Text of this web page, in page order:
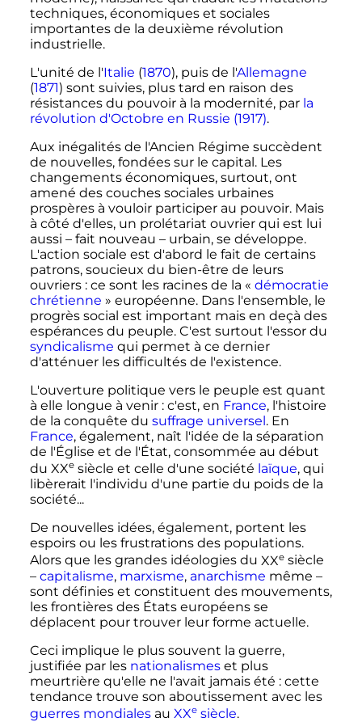
techniques, économiques et sociales
importantes de la deuxième révolution
industrielle.
L'unité de l'Italie (1870), puis de l'Allemagne
(1871) sont suivies, plus tard en raison des
résistances du pouvoir à la modernité, par la
révolution d'Octobre en Russie (1917).
Aux inégalités de l'Ancien Régime succèdent
de nouvelles, fondées sur le capital. Les
changements économiques, surtout, ont
amené des couches sociales urbaines
prospères à vouloir participer au pouvoir. Mais
à côté d'elles, un prolétariat ouvrier qui est lui
aussi – fait nouveau – urbain, se développe.
L'action sociale est d'abord le fait de certains
patrons, soucieux du bien-être de leurs
ouvriers : ce sont les racines de la « démocratie
chrétienne » européenne. Dans l'ensemble, le
progrès social est important mais en deçà des
espérances du peuple. C'est surtout l'essor du
syndicalisme qui permet à ce dernier
d'atténuer les difficultés de l'existence.
L'ouverture politique vers le peuple est quant
à elle longue à venir : c'est, en France, l'histoire
de la conquête du suffrage universel. En
France, également, naît l'idée de la séparation
de l'Église et de l'État, consommée au début
du XXe siècle et celle d'une société laïque, qui
libèrerait l'individu d'une partie du poids de la
société...
De nouvelles idées, également, portent les
espoirs ou les frustrations des populations.
Alors que les grandes idéologies du XXe siècle
– capitalisme, marxisme, anarchisme même –
sont définies et constituent des mouvements,
les frontières des États européens se
déplacent pour trouver leur forme actuelle.
Ceci implique le plus souvent la guerre,
justifiée par les nationalismeset plus
meurtrière qu'elle ne l'avait jamais été : cette
tendance trouve son aboutissement avec les
guerres mondialesau XXesiècle.